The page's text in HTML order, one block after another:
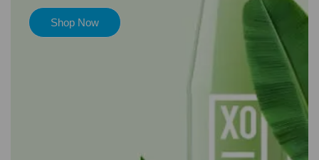
Shop Now